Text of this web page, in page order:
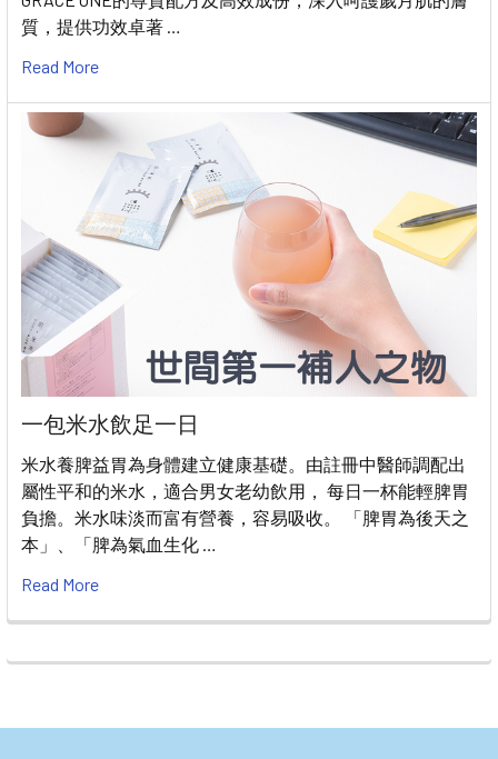
質，提供功效卓著 …
Read More
一包米水飲足一日
米水養脾益胃為身體建立健康基礎。由註冊中醫師調配出
屬性平和的米水，適合男女老幼飲用， 每日一杯能輕脾胃
負擔。米水味淡而富有營養，容易吸收。 「脾胃為後天之
本」、「脾為氣血生化 …
Read More